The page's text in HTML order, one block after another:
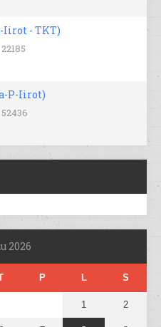
Iirot - TKT)
22185
P-Iirot)
52436
2026
P L S
1 2